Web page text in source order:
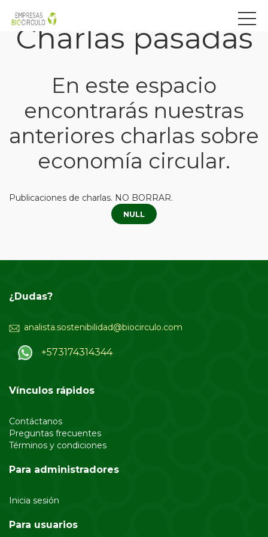
Charlas pasadas
En este espacio
encontrarás nuestras
anteriores charlas sobre
economía circular.
Publicaciones de charlas. NO BORRAR.
NULL
¿Dudas?
analista.sostenibilidad@biocirculo.com
+573174314344
Vínculos rápidos
Contáctanos
Preguntas frecuentes
Términos y condiciones
Para administradores
Inicia sesión
Para usuarios